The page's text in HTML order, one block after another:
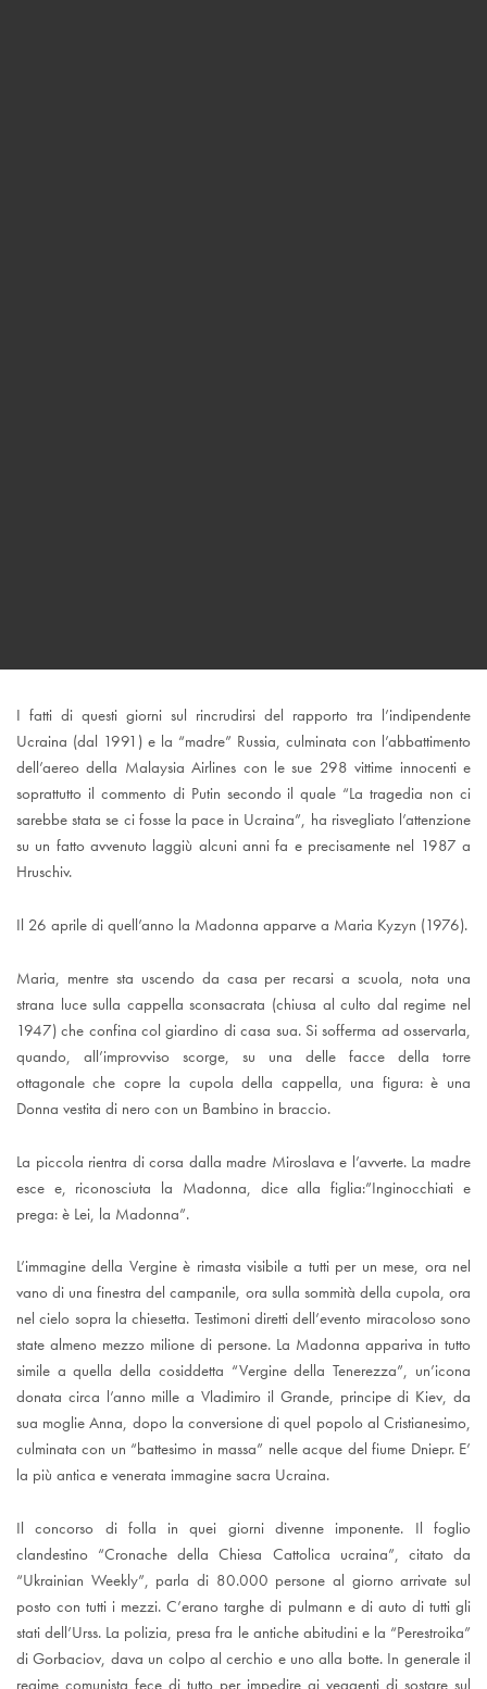
I fatti di questi giorni sul rincrudirsi del rapporto tra l’indipendente
Ucraina (dal 1991) e la “madre” Russia, culminata con l’abbattimento
dell’aereo della Malaysia Airlines con le sue 298 vittime innocenti e
soprattutto il commento di Putin secondo il quale “La tragedia non ci
sarebbe stata se ci fosse la pace in Ucraina”, ha risvegliato l’attenzione
su un fatto avvenuto laggiù alcuni anni fa e precisamente nel 1987 a
Hruschiv.
Il 26 aprile di quell’anno la Madonna apparve a Maria Kyzyn (1976).
Maria, mentre sta uscendo da casa per recarsi a scuola, nota una
strana luce sulla cappella sconsacrata (chiusa al culto dal regime nel
1947) che confina col giardino di casa sua. Si sofferma ad osservarla,
quando, all’improvviso scorge, su una delle facce della torre
ottagonale che copre la cupola della cappella, una figura: è una
Donna vestita di nero con un Bambino in braccio.
La piccola rientra di corsa dalla madre Miroslava e l’avverte. La madre
esce e, riconosciuta la Madonna, dice alla figlia:”Inginocchiati e
prega: è Lei, la Madonna”.
L’immagine della Vergine è rimasta visibile a tutti per un mese, ora nel
vano di una finestra del campanile, ora sulla sommità della cupola, ora
nel cielo sopra la chiesetta. Testimoni diretti dell’evento miracoloso sono
state almeno mezzo milione di persone. La Madonna appariva in tutto
simile a quella della cosiddetta “Vergine della Tenerezza”, un’icona
donata circa l’anno mille a Vladimiro il Grande, principe di Kiev, da
sua moglie Anna, dopo la conversione di quel popolo al Cristianesimo,
culminata con un “battesimo in massa” nelle acque del fiume Dniepr. E’
la più antica e venerata immagine sacra Ucraina.
Il concorso di folla in quei giorni divenne imponente. Il foglio
clandestino “Cronache della Chiesa Cattolica ucraina”, citato da
“Ukrainian Weekly”, parla di 80.000 persone al giorno arrivate sul
posto con tutti i mezzi. C’erano targhe di pulmann e di auto di tutti gli
stati dell’Urss. La polizia, presa fra le antiche abitudini e la “Perestroika”
di Gorbaciov, dava un colpo al cerchio e uno alla botte. In generale il